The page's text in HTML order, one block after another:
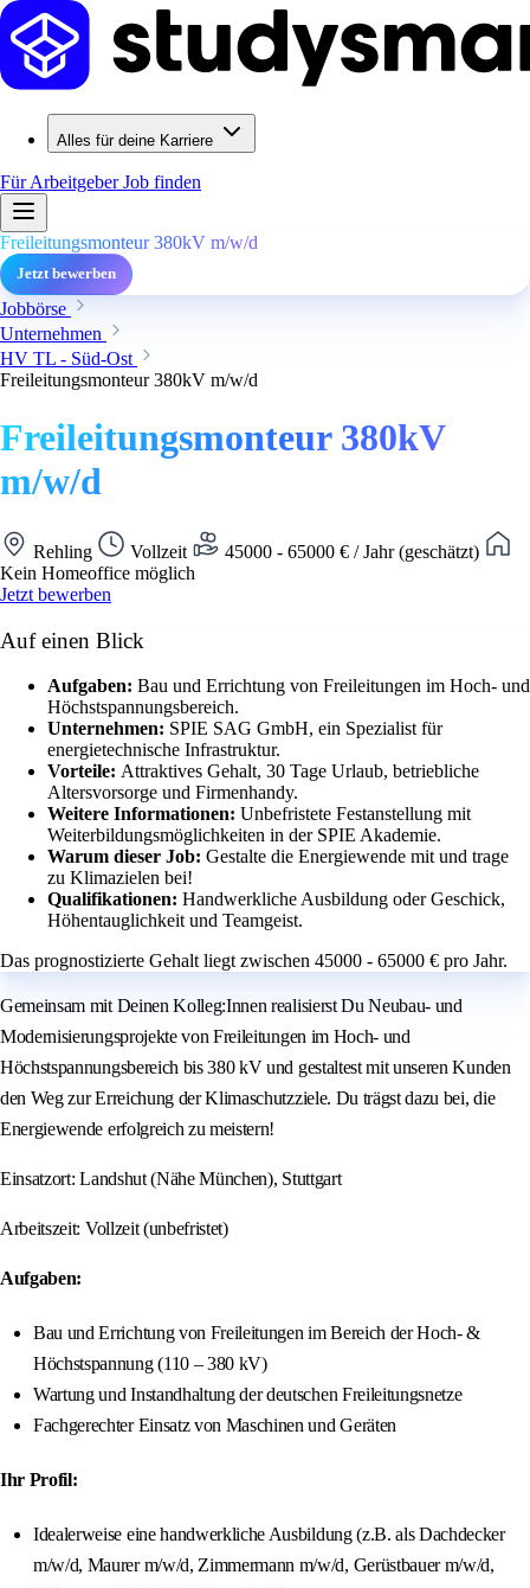
Alles für deine Karriere
Für ArbeitgeberJob finden
Freileitungsmonteur 380kV m/w/d
Jetzt bewerben
Jobbörse
Unternehmen
HV TL - Süd-Ost
Freileitungsmonteur 380kV m/w/d
Freileitungsmonteur 380kV
m/w/d
Rehling Vollzeit
45000 - 65000 € / Jahr (geschätzt)
Kein Homeoffice möglich
Jetzt bewerben
Auf einen Blick
Aufgaben: Bau und Errichtung von Freileitungen im Hoch- und
Höchstspannungsbereich.
Unternehmen: SPIE SAG GmbH, ein Spezialist für
energietechnische Infrastruktur.
Vorteile: Attraktives Gehalt, 30 Tage Urlaub, betriebliche
Altersvorsorge und Firmenhandy.
Weitere Informationen: Unbefristete Festanstellung mit
Weiterbildungsmöglichkeiten in der SPIE Akademie.
Warum dieser Job: Gestalte die Energiewende mit und trage
zu Klimazielen bei!
Qualifikationen: Handwerkliche Ausbildung oder Geschick,
Höhentauglichkeit und Teamgeist.
Das prognostizierte Gehalt liegt zwischen 45000 - 65000 € pro Jahr.
Gemeinsam mit Deinen Kolleg:Innen realisierst Du Neubau- und
Modernisierungsprojekte von Freileitungen im Hoch- und
Höchstspannungsbereich bis 380 kV und gestaltest mit unseren Kunden
den Weg zur Erreichung der Klimaschutzziele. Du trägst dazu bei, die
Energiewende erfolgreich zu meistern!
Einsatzort: Landshut (Nähe München), Stuttgart
Arbeitszeit: Vollzeit (unbefristet)
Aufgaben:
Bau und Errichtung von Freileitungen im Bereich der Hoch- &
Höchstspannung (110 – 380 kV)
Wartung und Instandhaltung der deutschen Freileitungsnetze
Fachgerechter Einsatz von Maschinen und Geräten
Ihr Profil:
Idealerweise eine handwerkliche Ausbildung (z.B. als Dachdecker
m/w/d, Maurer m/w/d, Zimmermann m/w/d, Gerüstbauer m/w/d,